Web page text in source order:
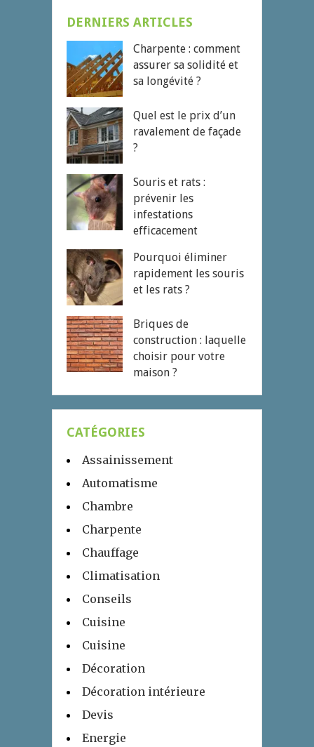
DERNIERS ARTICLES
Charpente : comment
assurer sa solidité et
sa longévité ?
Quel est le prix d’un
ravalement de façade
?
Souris et rats :
prévenir les
infestations
efficacement
Pourquoi éliminer
rapidement les souris
et les rats ?
Briques de
construction : laquelle
choisir pour votre
maison ?
CATÉGORIES
Assainissement
Automatisme
Chambre
Charpente
Chauffage
Climatisation
Conseils
Cuisine
Cuisine
Décoration
Décoration intérieure
Devis
Energie